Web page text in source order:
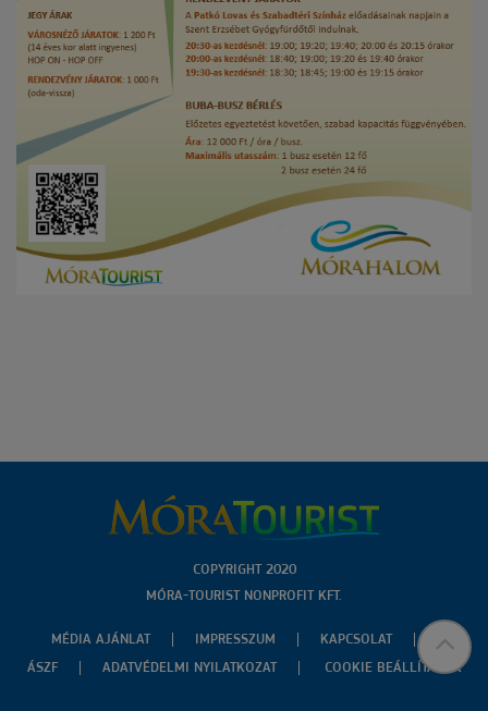
COPYRIGHT 2020
MÓRA-TOURIST NONPROFIT KFT.
MÉDIA AJÁNLAT IMPRESSZUM
KAPCSOLAT
ÁSZF
ADATVÉDELMI NYILATKOZAT COOKIE BEÁLLÍTÁSOK